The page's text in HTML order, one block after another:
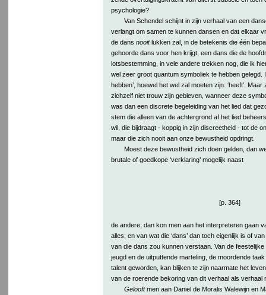
psychologie?
Van Schendel schijnt in zijn verhaal van een
verlangt om samen te kunnen dansen en dat elkaar
de dans nooitlukken zal, in de betekenis die één
gehoorde dans voor hen krijgt, een dans die de
lotsbestemming, in vele andere trekken nog, die ik
wel zeer groot quantum symboliek te hebben gelegd.
hebben’, hoewel het wel zal moeten zijn: ‘heeft’.
zichzelf niet trouw zijn gebleven, wanneer deze
was dan een discrete begeleiding van het lied dat
stem die alleen van de achtergrond af het lied
wil, die bijdraagt - koppig in zijn discreetheid - tot de
maar die zich nooit aan onze bewustheid opdringt.
Moest deze bewustheid zich doen gelden, dan
brutale of goedkope ‘verklaring’ mogelijk naast
[p. 364]
de andere; dan kon men aan het interpreteren gaan
alles; en van wat die ‘dans’ dan toch eigenlijk is of
van die dans zou kunnen verstaan. Van de feestelijke
jeugd en de uitputtende marteling, de moordende taak
talent geworden, kan blijken te zijn naarmate het
van de roerende bekoring van dit verhaal als verhaal
Gelooftmen aan Daniel de Moralis Walewijn en